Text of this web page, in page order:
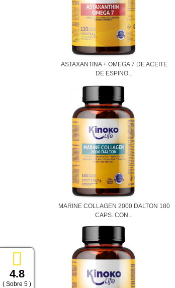
4.8
( Sobre 5 )
ASTAXANTINA + OMEGA 7 DE ACEITE
DE ESPINO...
MARINE COLLAGEN 2000 DALTON 180
CAPS. CON...